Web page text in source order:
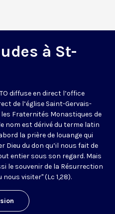
à St-
diffuse en direct l’office
de l’église Saint-Gervais-
Fraternités Monastiques de
nom est dérivé du terme latin
la prière de louange qui
Dieu du don qu’il nous fait de
entier sous son regard. Mais
le souvenir de la Résurrection
visiter" (Lc 1,28).